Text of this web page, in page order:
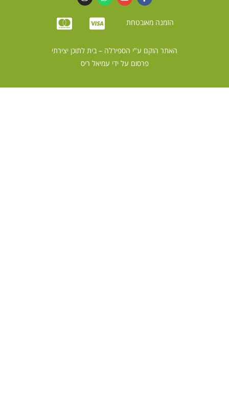
הזמנה מאובטחת
האתר הוקם ע"יהספירלה – בית לתוכן יצירתי
פרסום על ידיעמיאל ריס